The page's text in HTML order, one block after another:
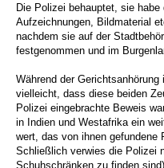
Die Polizei behauptet, sie
Aufzeichnungen, Bildmaterial
nachdem sie auf der
festgenommen und im
Während der
vielleicht, dass diese beiden
Polizei eingebrachte Beweis
in Indien und Westafrika ein
wert, das von ihnen gefundene
Schließlich verwies die Polizei
Schuhschränken zu finden